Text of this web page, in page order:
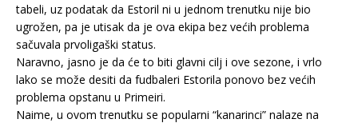
tabeli, uz podatak da Estoril ni u jednom trenutku nije bio
ugrožen, pa je utisak da je ova ekipa bez većih problema
sačuvala prvoligaški status.
Naravno, jasno je da će to biti glavni cilj i ove sezone, i vrlo
lako se može desiti da fudbaleri Estorila ponovo bez većih
problema opstanu u Primeiri.
Naime, u ovom trenutku se popularni “kanarinci” nalaze na